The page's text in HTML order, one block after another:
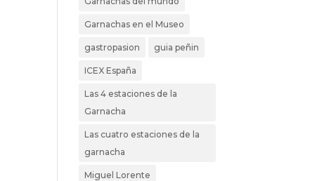
Garnachas en el Museo
gastropasion guia peñin
ICEX España
Las 4 estaciones de la
Garnacha
Las cuatro estaciones de la
garnacha
Miguel Lorente